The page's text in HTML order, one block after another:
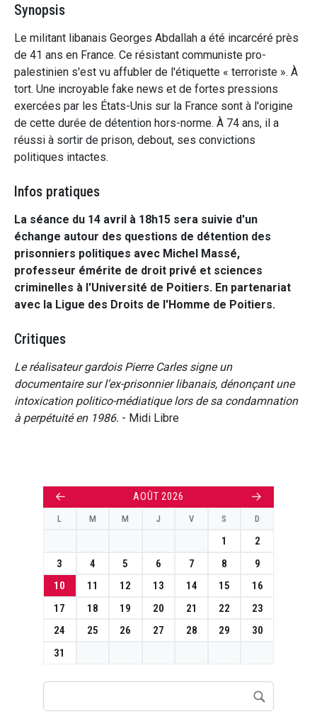
Synopsis
Le militant libanais Georges Abdallah a été incarcéré près
de 41 ans en France. Ce résistant communiste pro-
palestinien s'est vu affubler de l'étiquette « terroriste ». À
tort. Une incroyable fake news et de fortes pressions
exercées par les États-Unis sur la France sont à l'origine
de cette durée de détention hors-norme. À 74 ans, il a
réussi à sortir de prison, debout, ses convictions
politiques intactes.
Infos pratiques
La séance du 14 avril à 18h15 sera suivie d'un
échange autour des questions de détention des
prisonniers politiques avec Michel Massé,
professeur émérite de droit privé et sciences
criminelles à l'Université de Poitiers. En partenariat
avec la Ligue des Droits de l'Homme de Poitiers.
Critiques
Le réalisateur gardois Pierre Carles signe un
documentaire sur l’ex-prisonnier libanais, dénonçant une
intoxication politico-médiatique lors de sa condamnation
à perpétuité en 1986. - Midi Libre
← AOÛT 2026 →
L M M J V S D
1
2
3
4 5 6 7 8
9
10
11 12 13 14 15
16
17
18 19 20 21 22
23
24
25 26 27 28 29
30
31